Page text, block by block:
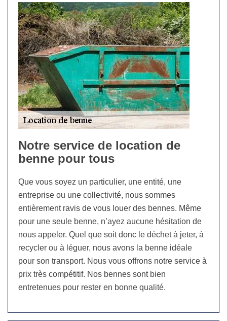
Notre service de location de
benne pour tous
Que vous soyez un particulier, une entité, une
entreprise ou une collectivité, nous sommes
entièrement ravis de vous louer des bennes. Même
pour une seule benne, n’ayez aucune hésitation de
nous appeler. Quel que soit donc le déchet à jeter, à
recycler ou à léguer, nous avons la benne idéale
pour son transport. Nous vous offrons notre service à
prix très compétitif. Nos bennes sont bien
entretenues pour rester en bonne qualité.